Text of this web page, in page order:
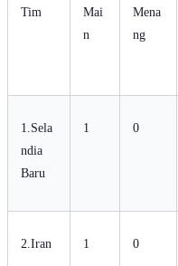
Tim
Mai
n
Mena
ng
1.Sela
ndia
Baru
1 0
2.Iran 1 0